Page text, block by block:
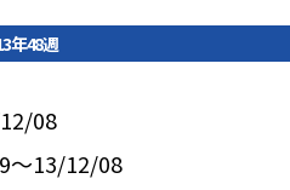
年48週
08
～13/12/08